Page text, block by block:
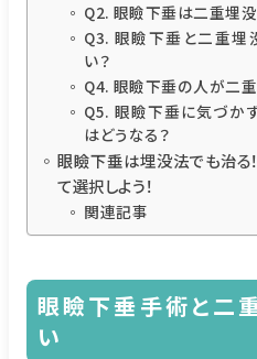
Q2. 眼瞼下垂は二重埋没
Q3. 眼瞼下垂と二重埋
い？
Q4. 眼瞼下垂の人が二
Q5. 眼瞼下垂に気づか
はどうなる？
眼瞼下垂は埋没法でも治る
て選択しよう！
関連記事
眼瞼下垂手術と二
い